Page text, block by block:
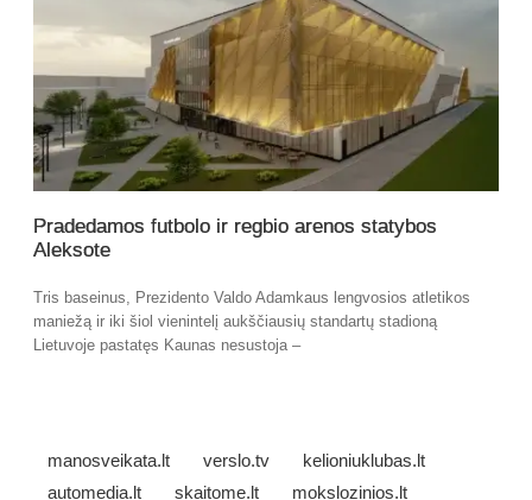
Pradedamos futbolo ir regbio arenos statybos
Aleksote
Tris baseinus, Prezidento Valdo Adamkaus lengvosios atletikos
maniežą ir iki šiol vienintelį aukščiausių standartų stadioną
Lietuvoje pastatęs Kaunas nesustoja –
manosveikata.lt verslo.tv
kelioniuklubas.lt
automedia.lt
skaitome.lt mokslozinios.lt